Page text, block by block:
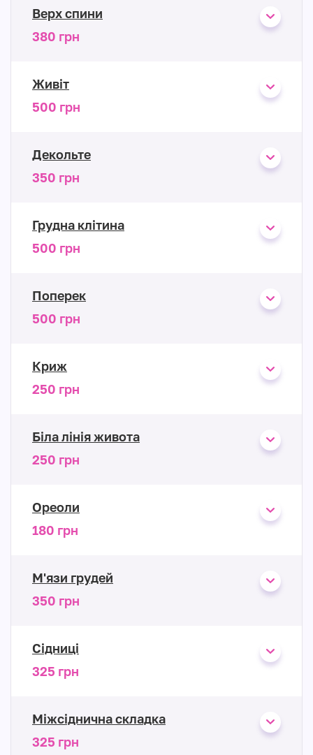
Верх спини
380 грн
Живіт
500 грн
Декольте
350 грн
Грудна клітина
500 грн
Поперек
500 грн
Криж
250 грн
Біла лінія живота
250 грн
Ореоли
180 грн
М'язи грудей
350 грн
Сідниці
325 грн
Міжсіднична складка
325 грн